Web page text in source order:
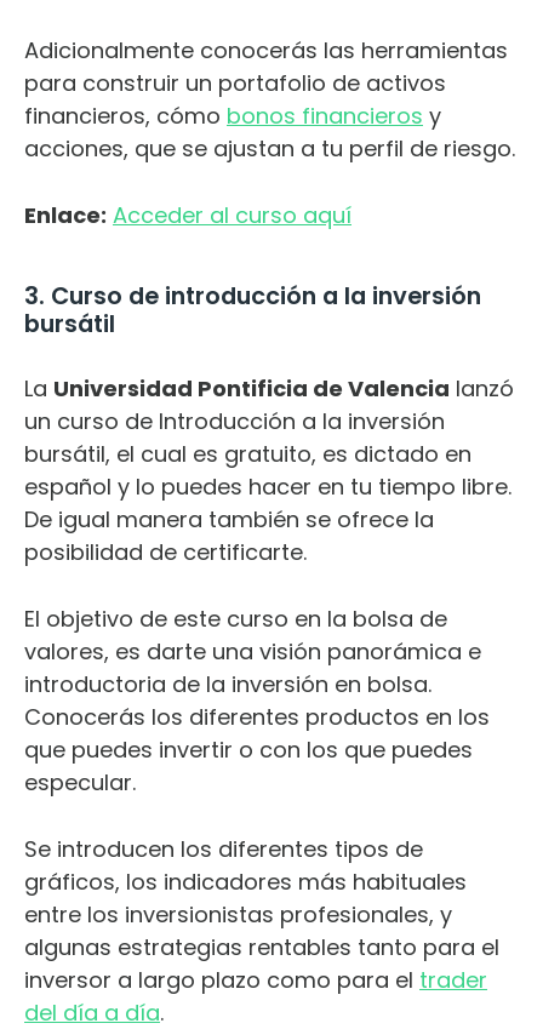
Adicionalmente conocerás las herramientas
para construir un portafolio de activos
financieros, cómo bonos financieros y
acciones, que se ajustan a tu perfil de riesgo.
Enlace: Acceder al curso aquí
3. Curso de introducción a la inversión
bursátil
La Universidad Pontificia de Valencia lanzó
un curso de Introducción a la inversión
bursátil, el cual es gratuito, es dictado en
español y lo puedes hacer en tu tiempo libre.
De igual manera también se ofrece la
posibilidad de certificarte.
El objetivo de este curso en la bolsa de
valores, es darte una visión panorámica e
introductoria de la inversión en bolsa.
Conocerás los diferentes productos en los
que puedes invertir o con los que puedes
especular.
Se introducen los diferentes tipos de
gráficos, los indicadores más habituales
entre los inversionistas profesionales, y
algunas estrategias rentables tanto para el
inversor a largo plazo como para el trader
del día a día.